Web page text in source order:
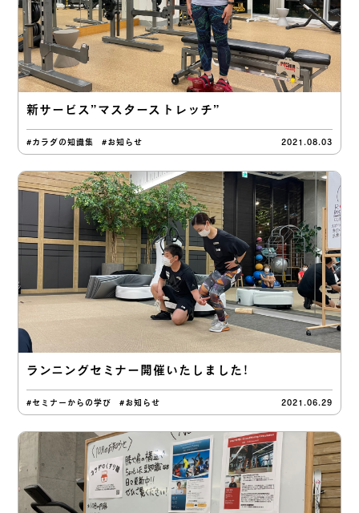
新サービス”マスターストレッチ”
#カラダの知識集 #お知らせ 2021.08.03
ランニングセミナー開催いたしました！
#セミナーからの学び #お知らせ 2021.06.29